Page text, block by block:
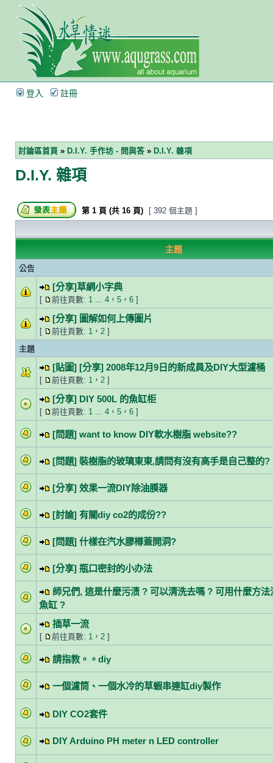
登入 註冊
討論區首頁 » D.I.Y. 手作坊 - 問與答 » D.I.Y. 雜項
D.I.Y. 雜項
第 1 頁 (共 16 頁) [ 392 個主題 ]
主題
公告
[分享]草網小字典
[ 前往頁數: 1 ... 4 ， 5 ， 6 ]
[分享] 圖解如何上傳圖片
[ 前往頁數: 1 ， 2 ]
主題
[貼圖] [分享] 2008年12月9日的新成員及DIY大型濾桶
[ 前往頁數: 1 ， 2 ]
[分享] DIY 500L 的魚缸柜
[ 前往頁數: 1 ... 4 ， 5 ， 6 ]
[問題] want to know DIY軟水樹脂 website??
[問題] 裝樹脂的玻璃東東,請問有沒有高手是自己整的?
[分享] 效果一流DIY除油膜器
[討論] 有關diy co2的成份??
[問題] 什樣在汽水膠樽蓋開洞?
[分享] 瓶口密封的小办法
師兄們, 這是什麼污渍 ? 可以清洗去嗎 ? 可用什麼方
魚缸 ?
插草一流
[ 前往頁數: 1 ， 2 ]
請指教。。diy
一個濾筒、一個水冷的草蝦串連缸diy製作
DIY CO2套件
DIY Arduino PH meter n LED controller